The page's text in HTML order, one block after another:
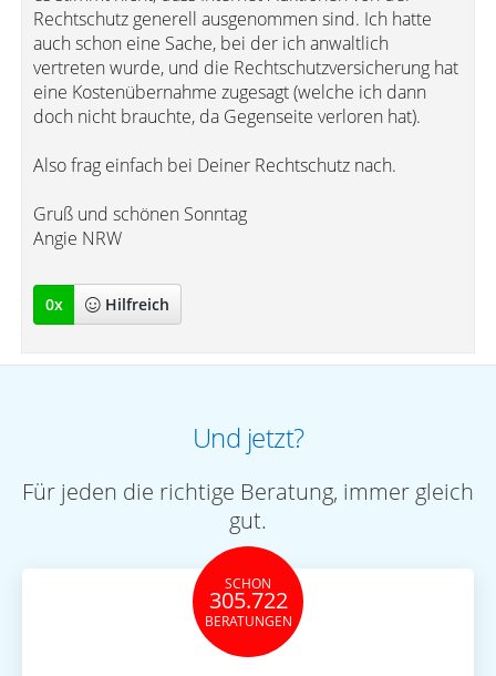
Rechtschutz generell ausgenommen sind. Ich hatte
auch schon eine Sache, bei der ich anwaltlich
vertreten wurde, und die Rechtschutzversicherung hat
eine Kostenübernahme zugesagt (welche ich dann
doch nicht brauchte, da Gegenseite verloren hat).
Also frag einfach bei Deiner Rechtschutz nach.
Gruß und schönen Sonntag
Angie NRW
0x Hilfreich
Und jetzt?
Für jeden die richtige Beratung, immer gleich
gut.
SCHON
305.722
BERATUNGEN